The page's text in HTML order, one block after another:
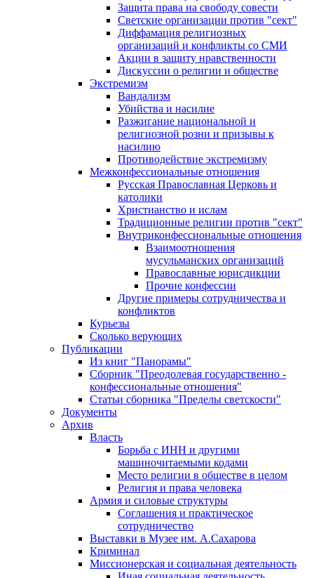
Защита права на свободу совести
Светские организации против "сект"
Диффамация религиозных
организаций и конфликты со СМИ
Акции в защиту нравственности
Дискуссии о религии и обществе
Экстремизм
Вандализм
Убийства и насилие
Разжигание национальной и
религиозной розни и призывы к
насилию
Противодействие экстремизму
Межконфессиональные отношения
Русская Православная Церковь и
католики
Христианство и ислам
Традиционные религии против "сект"
Внутриконфессиональные отношения
Взаимоотношения
мусульманских организаций
Православные юрисдикции
Прочие конфессии
Другие примеры сотрудничества и
конфликтов
Курьезы
Сколько верующих
Публикации
Из книг "Панорамы"
Сборник "Преодолевая государственно -
конфессиональные отношения"
Статьи сборника "Пределы светскости"
Документы
Архив
Власть
Борьба с ИНН и другими
машиночитаемыми кодами
Место религии в обществе в целом
Религия и права человека
Армия и силовые структуры
Соглашения и практическое
сотрудничество
Выставки в Музее им. А.Сахарова
Криминал
Миссионерская и социальная деятельность